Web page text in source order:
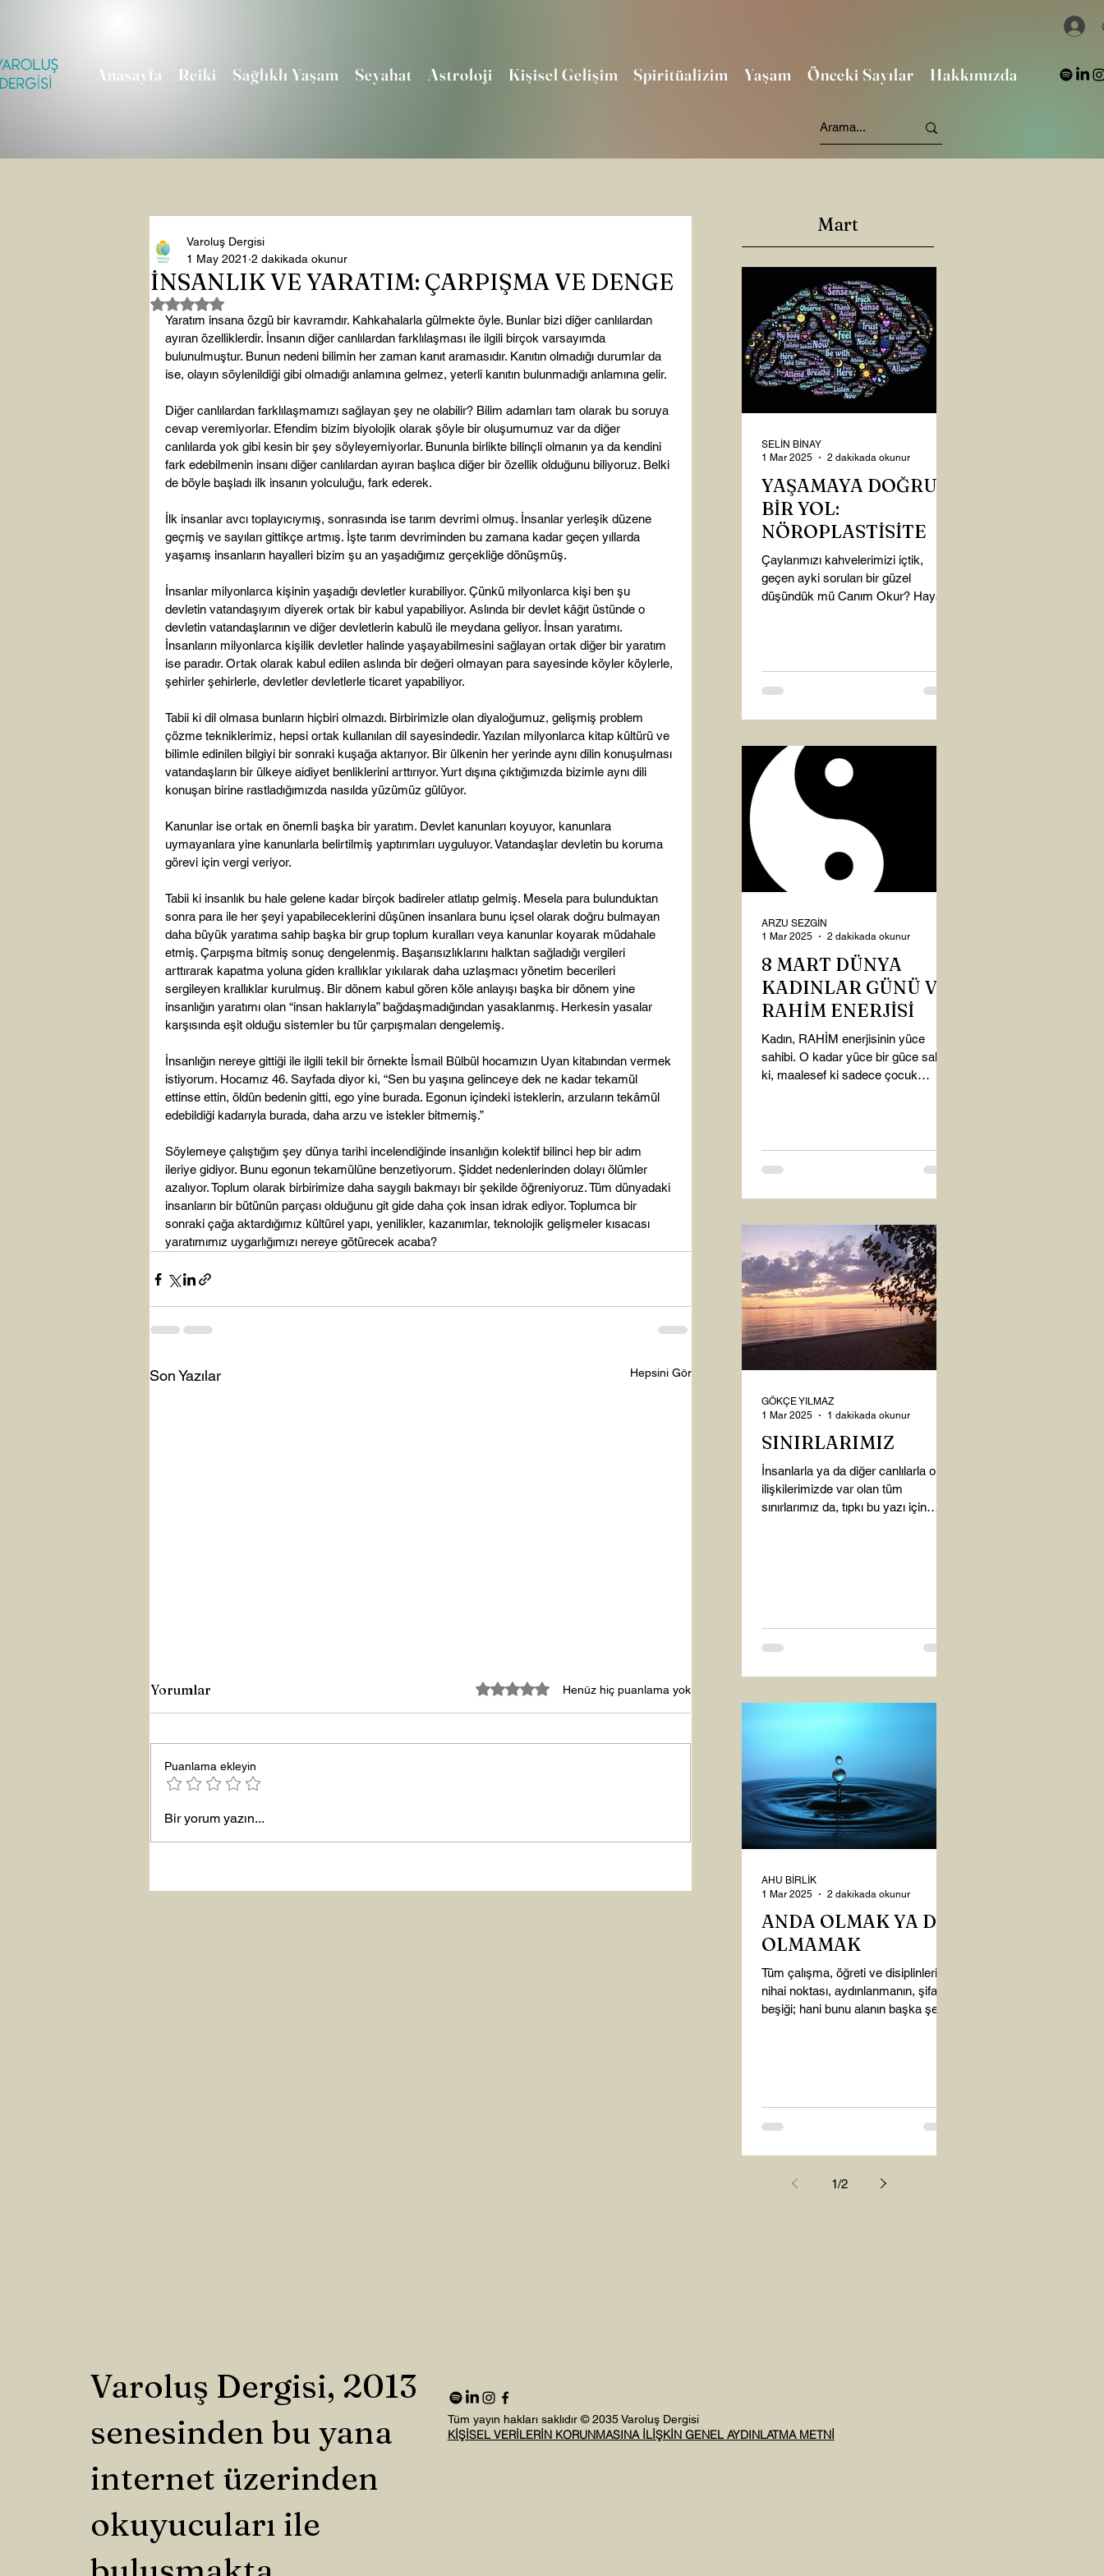
Anasayfa Reiki Sağlıklı Yaşam Seyahat Astroloji Kişisel Gelişim Spiritüalizim Yaşam Önceki Sayılar Hakkımızda
İNSANLIK VE YARATIM: ÇARPIŞMA VE DENGE
Varoluş Dergisi
1 May 2021 2 dakikada okunur
5 üzerinden NaN yıldız
Yaratım insana özgü bir kavramdır. Kahkahalarla gülmekte öyle. Bunlar bizi diğer canlılardan
ayıran özelliklerdir. İnsanın diğer canlılardan farklılaşması ile ilgili birçok varsayımda
bulunulmuştur. Bunun nedeni bilimin her zaman kanıt aramasıdır. Kanıtın olmadığı durumlar da
ise, olayın söylenildiği gibi olmadığı anlamına gelmez, yeterli kanıtın bulunmadığı anlamına gelir.
Diğer canlılardan farklılaşmamızı sağlayan şey ne olabilir? Bilim adamları tam olarak bu soruya
cevap veremiyorlar. Efendim bizim biyolojik olarak şöyle bir oluşumumuz var da diğer
canlılarda yok gibi kesin bir şey söyleyemiyorlar. Bununla birlikte bilinçli olmanın ya da kendini
fark edebilmenin insanı diğer canlılardan ayıran başlıca diğer bir özellik olduğunu biliyoruz. Belki
de böyle başladı ilk insanın yolculuğu, fark ederek.
İlk insanlar avcı toplayıcıymış, sonrasında ise tarım devrimi olmuş. İnsanlar yerleşik düzene
geçmiş ve sayıları gittikçe artmış. İşte tarım devriminden bu zamana kadar geçen yıllarda
yaşamış insanların hayalleri bizim şu an yaşadığımız gerçekliğe dönüşmüş.
İnsanlar milyonlarca kişinin yaşadığı devletler kurabiliyor. Çünkü milyonlarca kişi ben şu
devletin vatandaşıyım diyerek ortak bir kabul yapabiliyor. Aslında bir devlet kâğıt üstünde o
devletin vatandaşlarının ve diğer devletlerin kabulü ile meydana geliyor. İnsan yaratımı.
İnsanların milyonlarca kişilik devletler halinde yaşayabilmesini sağlayan ortak diğer bir yaratım
ise paradır. Ortak olarak kabul edilen aslında bir değeri olmayan para sayesinde köyler köylerle,
şehirler şehirlerle, devletler devletlerle ticaret yapabiliyor.
Tabii ki dil olmasa bunların hiçbiri olmazdı. Birbirimizle olan diyaloğumuz, gelişmiş problem
çözme tekniklerimiz, hepsi ortak kullanılan dil sayesindedir. Yazılan milyonlarca kitap kültürü ve
bilimle edinilen bilgiyi bir sonraki kuşağa aktarıyor. Bir ülkenin her yerinde aynı dilin konuşulması
vatandaşların bir ülkeye aidiyet benliklerini arttırıyor. Yurt dışına çıktığımızda bizimle aynı dili
konuşan birine rastladığımızda nasılda yüzümüz gülüyor.
Kanunlar ise ortak en önemli başka bir yaratım. Devlet kanunları koyuyor, kanunlara
uymayanlara yine kanunlarla belirtilmiş yaptırımları uyguluyor. Vatandaşlar devletin bu koruma
görevi için vergi veriyor.
Tabii ki insanlık bu hale gelene kadar birçok badireler atlatıp gelmiş. Mesela para bulunduktan
sonra para ile her şeyi yapabileceklerini düşünen insanlara bunu içsel olarak doğru bulmayan
daha büyük yaratıma sahip başka bir grup toplum kuralları veya kanunlar koyarak müdahale
etmiş. Çarpışma bitmiş sonuç dengelenmiş. Başarısızlıklarını halktan sağladığı vergileri
arttırarak kapatma yoluna giden krallıklar yıkılarak daha uzlaşmacı yönetim becerileri
sergileyen krallıklar kurulmuş. Bir dönem kabul gören köle anlayışı başka bir dönem yine
insanlığın yaratımı olan “insan haklarıyla” bağdaşmadığından yasaklanmış. Herkesin yasalar
karşısında eşit olduğu sistemler bu tür çarpışmaları dengelemiş.
İnsanlığın nereye gittiği ile ilgili tekil bir örnekte İsmail Bülbül hocamızın Uyan kitabından vermek
istiyorum. Hocamız 46. Sayfada diyor ki, “Sen bu yaşına gelinceye dek ne kadar tekamül
ettinse ettin, öldün bedenin gitti, ego yine burada. Egonun içindeki isteklerin, arzuların tekâmül
edebildiği kadarıyla burada, daha arzu ve istekler bitmemiş.”
Söylemeye çalıştığım şey dünya tarihi incelendiğinde insanlığın kolektif bilinci hep bir adım
ileriye gidiyor. Bunu egonun tekamülüne benzetiyorum. Şiddet nedenlerinden dolayı ölümler
azalıyor. Toplum olarak birbirimize daha saygılı bakmayı bir şekilde öğreniyoruz. Tüm dünyadaki
insanların bir bütünün parçası olduğunu git gide daha çok insan idrak ediyor. Toplumca bir
sonraki çağa aktardığımız kültürel yapı, yenilikler, kazanımlar, teknolojik gelişmeler kısacası
yaratımımız uygarlığımızı nereye götürecek acaba?
Son Yazılar Hepsini Gör
Yeni Yıla Merhaba
Yorumlar 5 üzerinden 0 yıldızHenüz hiç puanlama yok
Puanlama ekleyin
Bir yorum yazın...
Mart
YAŞAMAYA DOĞRU
BİR YOL:
NÖROPLASTİSİTE
Çaylarımızı kahvelerimizi içtik,
geçen ayki soruları bir güzel
düşündük mü Canım Okur? Hayatta
SELİN BİNAY
1 Mar 2025
2 dakikada okunur
8 MART DÜNYA
KADINLAR GÜNÜ VE
RAHİM ENERJİSİ
Kadın, RAHİM enerjisinin yüce
sahibi. O kadar yüce bir güce sahip
ki, maalesef ki sadece çocuk
ARZU SEZGİN
1 Mar 2025
2 dakikada okunur
SINIRLARIMIZ
İnsanlarla ya da diğer canlılarla olan
ilişkilerimizde var olan tüm
sınırlarımız da, tıpkı bu yazı için
GÖKÇE YILMAZ
1 Mar 2025
1 dakikada okunur
ANDA OLMAK YA DA
OLMAMAK
Tüm çalışma, öğreti ve disiplinlerin
nihai noktası, aydınlanmanın, şifanın
beşiği; hani bunu alanın başka şey
AHU BİRLİK
1 Mar 2025
2 dakikada okunur
1/2
Varoluş Dergisi, 2013
senesinden bu yana
internet üzerinden
okuyucuları ile
Tüm yayın hakları saklıdır © 2035 Varoluş Dergisi
KİŞİSEL VERİLERİN KORUNMASINA İLİŞKİN GENEL AYDINLATMA METNİ